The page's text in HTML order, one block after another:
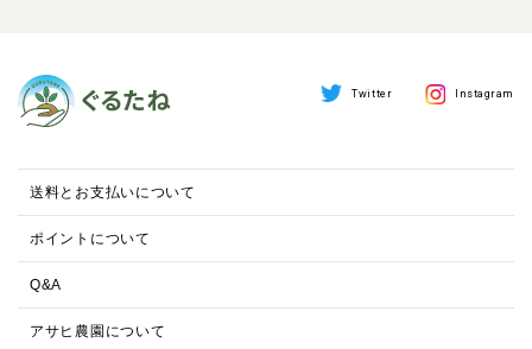
Twitter Instagram
送料とお支払いについて
ポイントについて
Q&A
アサヒ農園について